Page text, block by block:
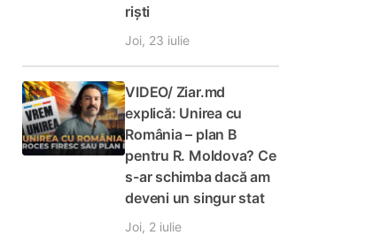
riști
Joi, 23 iulie
VIDEO/ Ziar.md
explică: Unirea cu
România – plan B
pentru R. Moldova? Ce
s-ar schimba dacă am
deveni un singur stat
Joi, 2 iulie